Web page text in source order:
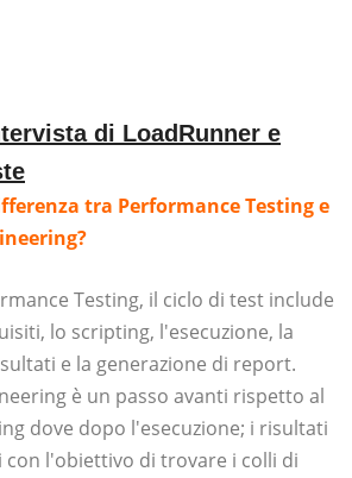
di LoadRunner e
tra Performance Testing e
Testing, il ciclo di test include
lo scripting, l'esecuzione, la
e la generazione di report.
è un passo avanti rispetto al
dove dopo l'esecuzione; i risultati
con l'obiettivo di trovare i colli di